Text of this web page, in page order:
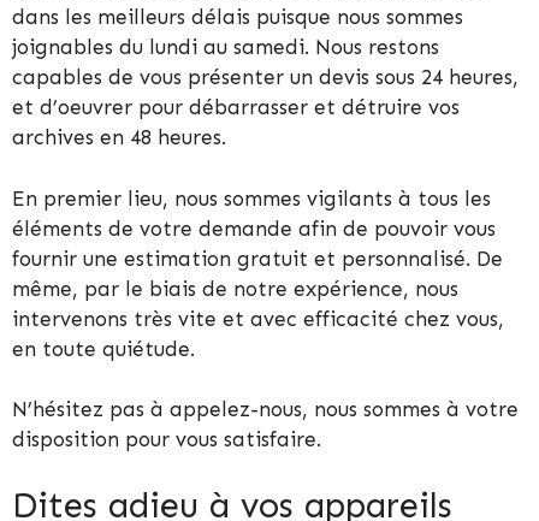
dans les meilleurs délais puisque nous sommes
joignables du lundi au samedi. Nous restons
capables de vous présenter un devis sous 24 heures,
et d’oeuvrer pour débarrasser et détruire vos
archives en 48 heures.
En premier lieu, nous sommes vigilants à tous les
éléments de votre demande afin de pouvoir vous
fournir une estimation gratuit et personnalisé. De
même, par le biais de notre expérience, nous
intervenons très vite et avec efficacité chez vous,
en toute quiétude.
N’hésitez pas à appelez-nous, nous sommes à votre
disposition pour vous satisfaire.
Dites adieu à vos appareils